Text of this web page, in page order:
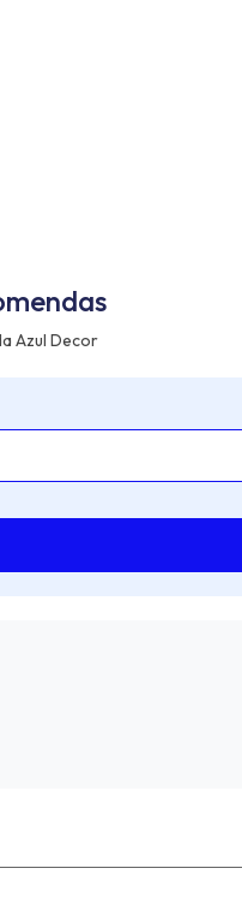
Azul Decor